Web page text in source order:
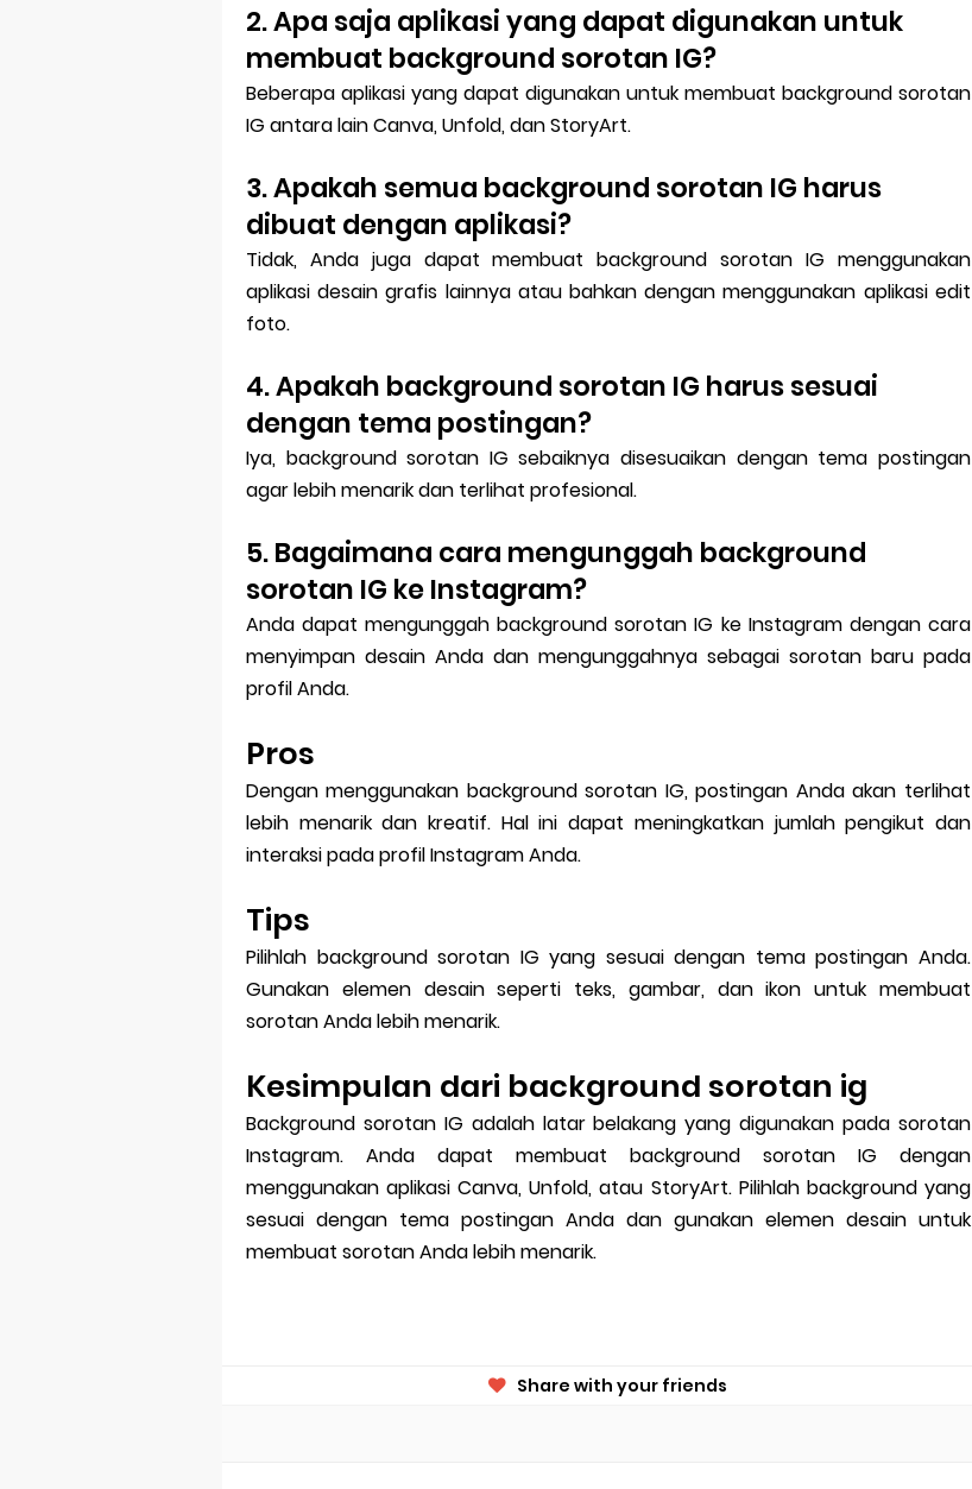
2. Apa saja aplikasi yang dapat digunakan untuk
membuat background sorotan IG?
Beberapa aplikasi yang dapat digunakan untuk membuat background sorotan
IG antara lain Canva, Unfold, dan StoryArt.
3. Apakah semua background sorotan IG harus
dibuat dengan aplikasi?
Tidak, Anda juga dapat membuat background sorotan IG menggunakan
aplikasi desain grafis lainnya atau bahkan dengan menggunakan aplikasi edit
foto.
4. Apakah background sorotan IG harus sesuai
dengan tema postingan?
Iya, background sorotan IG sebaiknya disesuaikan dengan tema postingan
agar lebih menarik dan terlihat profesional.
5. Bagaimana cara mengunggah background
sorotan IG ke Instagram?
Anda dapat mengunggah background sorotan IG ke Instagram dengan cara
menyimpan desain Anda dan mengunggahnya sebagai sorotan baru pada
profil Anda.
Pros
Dengan menggunakan background sorotan IG, postingan Anda akan terlihat
lebih menarik dan kreatif. Hal ini dapat meningkatkan jumlah pengikut dan
interaksi pada profil Instagram Anda.
Tips
Pilihlah background sorotan IG yang sesuai dengan tema postingan Anda.
Gunakan elemen desain seperti teks, gambar, dan ikon untuk membuat
sorotan Anda lebih menarik.
Kesimpulan dari background sorotan ig
Background sorotan IG adalah latar belakang yang digunakan pada sorotan
Instagram. Anda dapat membuat background sorotan IG dengan
menggunakan aplikasi Canva, Unfold, atau StoryArt. Pilihlah background yang
sesuai dengan tema postingan Anda dan gunakan elemen desain untuk
membuat sorotan Anda lebih menarik.
Share with your friends